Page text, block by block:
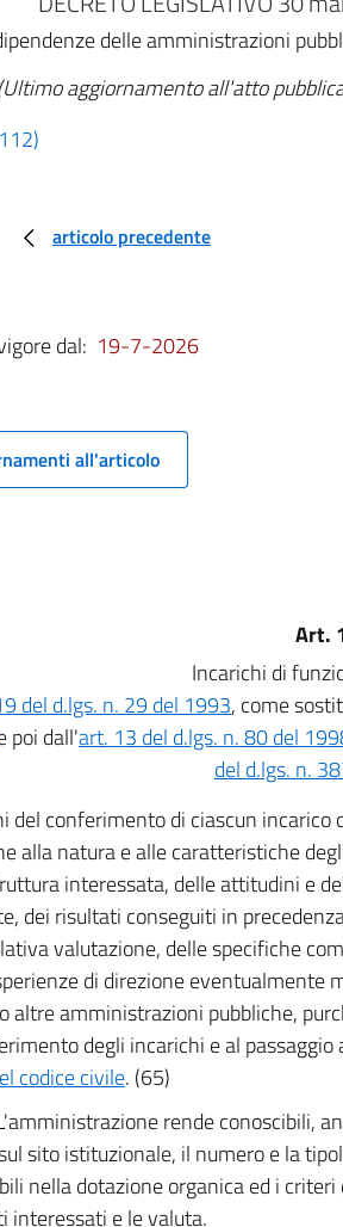
delle amministrazioni
(Ultimo aggiornamento all'atto
articolo precedente
dal: 19-7-2026
all'articolo
Art.
Incarichi di
del d.lgs. n. 29 del 1993, come
poi dall'art. 13 del d.lgs. n. 80 del
del d.lgs. n.
del conferimento di ciascun
alla natura e alle caratteristiche
interessata, delle attitudini e
dei risultati conseguiti in
valutazione, delle specifiche
di direzione eventualmente
altre amministrazioni pubbliche,
degli incarichi e al
codice civile. (65)
rende conoscibili,
sito istituzionale, il numero e la
nella dotazione organica ed i
interessati e le valuta.